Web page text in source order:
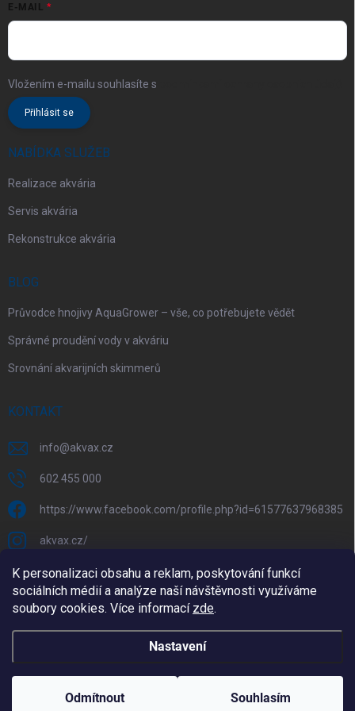
K personalizaci obsahu a reklam, poskytování funkcí
sociálních médií a analýze naší návštěvnosti využíváme
soubory cookies. Více informací zde.
Nastavení
Odmítnout Souhlasím
E-MAIL
Vložením e-mailu souhlasíte s
Přihlásit se
NABÍDKA SLUŽEB
Realizace akvária
Servis akvária
Rekonstrukce akvária
BLOG
Průvodce hnojivy AquaGrower – vše, co potřebujete vědět
Správné proudění vody v akváriu
Srovnání akvarijních skimmerů
KONTAKT
info@akvax.cz
602 455 000
https://www.facebook.com/profile.php?id=61577637968385
akvax.cz/
602 455 000
@akvax_cz
Copyright 2026AkvaX.cz. Všechna práva vyhrazena.Upravit nastavení